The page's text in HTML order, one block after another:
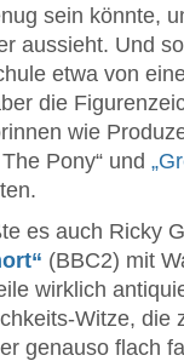
sein könnte,
aussieht. Und
etwa von
die
wie
Pony“ und
es auch Ricky
(BBC2) mit
wirklich
Witze, die
genauso flach